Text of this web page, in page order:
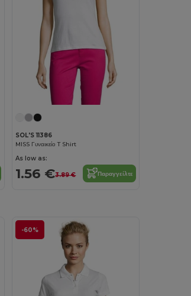
SOL'S 11386
MISS Γυναικείο T Shirt
As low as:
1.56 €3.89 € Παραγγείλτε
-60%